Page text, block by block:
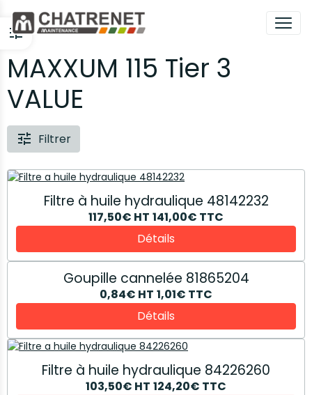
MAXXUM 115 Tier 3
VALUE
Filtrer
Filtre à huile hydraulique 48142232
117,50€ HT 141,00€ TTC
Détails
Goupille cannelée 81865204
0,84€ HT 1,01€ TTC
Détails
Filtre à huile hydraulique 84226260
103,50€ HT 124,20€ TTC